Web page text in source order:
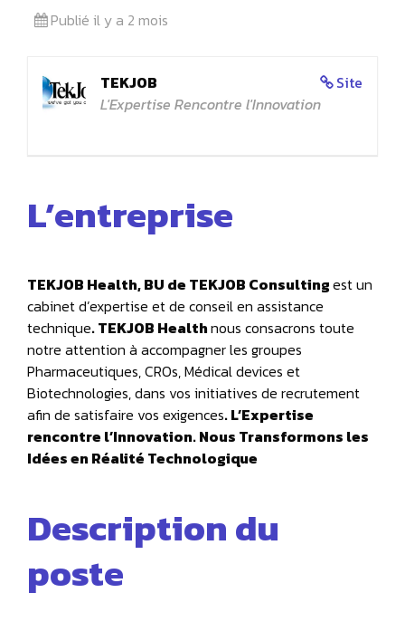
Publié il y a 2 mois
Site
TEKJOB
L'Expertise Rencontre l'Innovation
L’entreprise
TEKJOB Health, BU de TEKJOB Consultingest un
cabinet d’expertise et de conseil en assistance
technique. TEKJOB Healthnous consacrons toute
notre attention à accompagner les groupes
Pharmaceutiques, CROs, Médical devices et
Biotechnologies, dans vos initiatives de recrutement
afin de satisfaire vos exigences. L’Expertise
rencontre l’Innovation. Nous Transformons les
Idées en Réalité Technologique
Description du
poste